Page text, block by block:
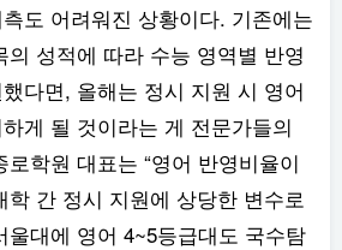
도 어려워진 상황이다. 기존에는
의 성적에 따라 수능 영역별 반영
다면, 올해는 정시 지원 시 영어
게 될 것이라는 게 전문가들의
학원 대표는 “영어 반영비율이
학 간 정시 지원에 상당한 변수로
울대에 영어 4~5등급대도 국수탐